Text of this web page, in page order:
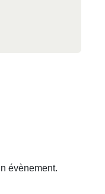
évènement.